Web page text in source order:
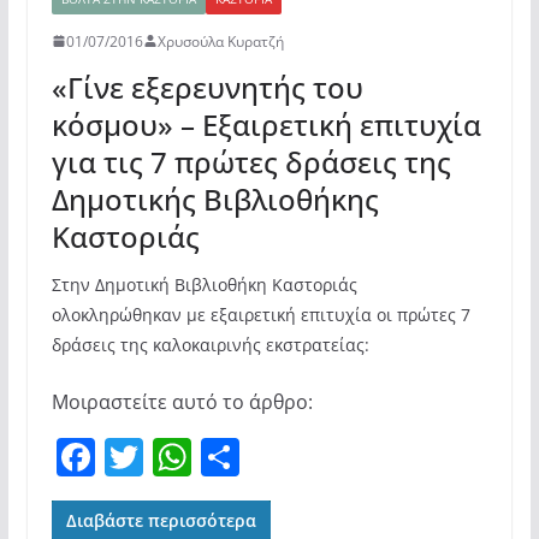
01/07/2016 Χρυσούλα Κυρατζή
«Γίνε εξερευνητής του
κόσμου» – Εξαιρετική επιτυχία
για τις 7 πρώτες δράσεις της
Δημοτικής Βιβλιοθήκης
Καστοριάς
Στην Δημοτική Βιβλιοθήκη Καστοριάς
ολοκληρώθηκαν με εξαιρετική επιτυχία οι πρώτες 7
δράσεις της καλοκαιρινής εκστρατείας:
Μοιραστείτε αυτό το άρθρο:
F
a
T
w
W
h
Μ
οι
Διαβάστε περισσότερα